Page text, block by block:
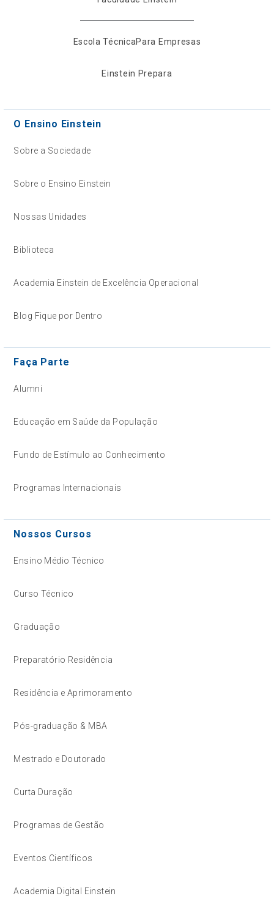
Escola TécnicaPara Empresas
Einstein Prepara
O Ensino Einstein
Sobre a Sociedade
Sobre o Ensino Einstein
Nossas Unidades
Biblioteca
Academia Einstein de Excelência Operacional
Blog Fique por Dentro
Faça Parte
Alumni
Educação em Saúde da População
Fundo de Estímulo ao Conhecimento
Programas Internacionais
Nossos Cursos
Ensino Médio Técnico
Curso Técnico
Graduação
Preparatório Residência
Residência e Aprimoramento
Pós-graduação & MBA
Mestrado e Doutorado
Curta Duração
Programas de Gestão
Eventos Científicos
Academia Digital Einstein